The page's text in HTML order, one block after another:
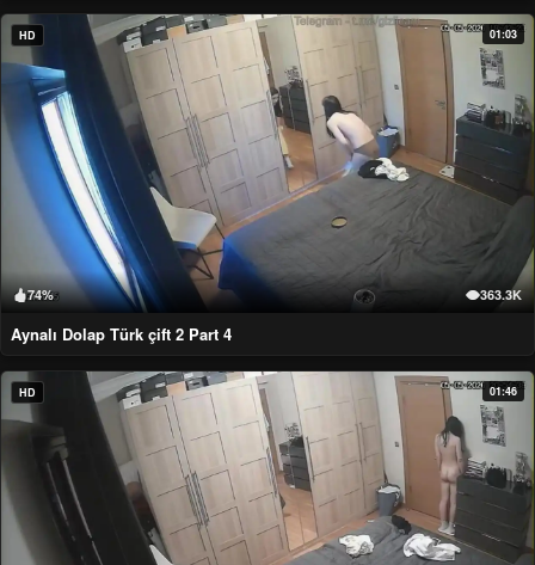
HD 01:03
74% 363.3K
Aynalı Dolap Türk çift 2 Part 4
HD 01:46